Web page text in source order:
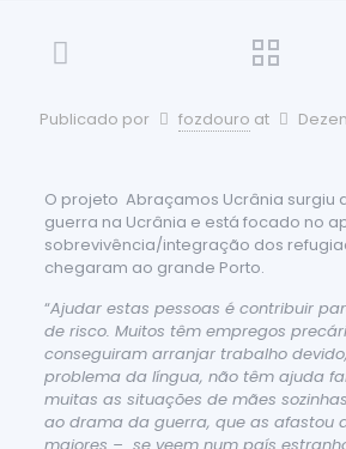
Publicado por fozdouro at
O projeto Abraçamos Ucrânia surgiu
guerra na Ucrânia e está focado no
sobrevivência/integração dos
chegaram ao grande Porto.
“Ajudar estas pessoas é contribuir
de risco. Muitos têm empregos
conseguiram arranjar trabalho
problema da língua, não têm ajuda
muitas as situações de mães
ao drama da guerra, que as afastou